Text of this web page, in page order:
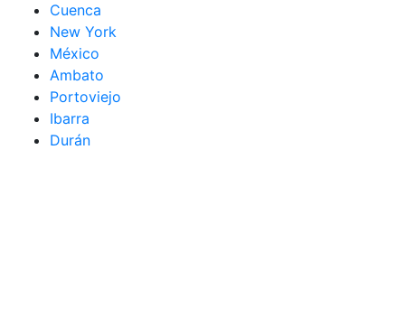
Cuenca
New York
México
Ambato
Portoviejo
Ibarra
Durán